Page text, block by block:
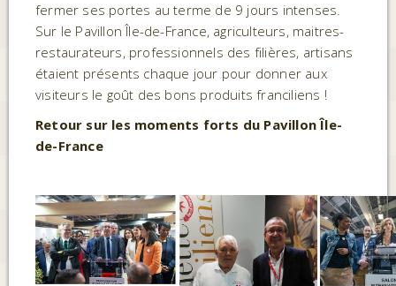
fermer ses portes au terme de 9 jours intenses.
Sur le Pavillon Île-de-France, agriculteurs, maitres-
restaurateurs, professionnels des filières, artisans
étaient présents chaque jour pour donner aux
visiteurs le goût des bons produits franciliens !
Retour sur les moments forts du Pavillon Île-
de-France